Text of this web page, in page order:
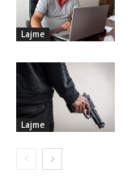
Lajme
Lajme